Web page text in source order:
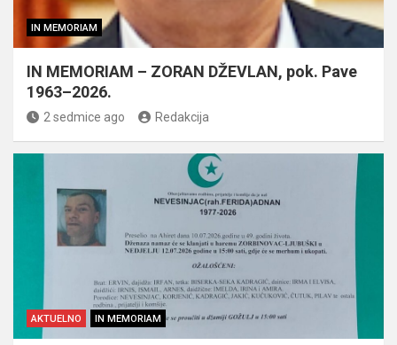
IN MEMORIAM
IN MEMORIAM – ZORAN DŽEVLAN, pok. Pave
1963–2026.
2 sedmice ago Redakcija
AKTUELNO IN MEMORIAM